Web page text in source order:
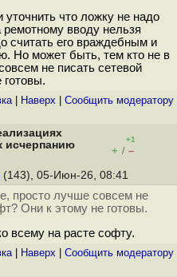
что ложку не надо
вводу нельзя
считать его враждебным и
Но может быть, тем кто не в
не писать сетевой
| Наверх Cообщить модератору
исчерпанию
+1
+ / –
(143), 05-Июн-26, 08:41
просто лучше совсем не
Они к этому не готовы.
всему на расте софту.
| Наверх Cообщить модератору